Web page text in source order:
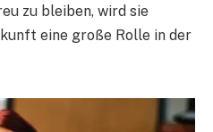
zu bleiben, wird sie
eine große Rolle in der